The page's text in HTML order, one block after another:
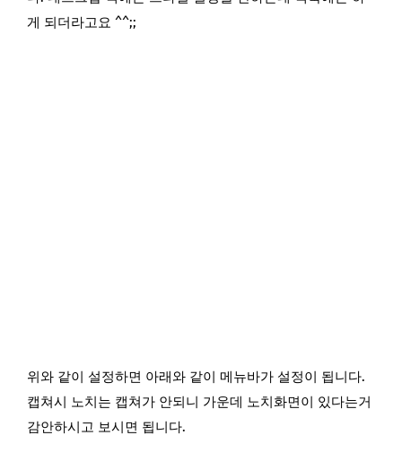
게 되더라고요 ^^;;
위와 같이 설정하면 아래와 같이 메뉴바가 설정이 됩니다.
캡쳐시 노치는 캡쳐가 안되니 가운데 노치화면이 있다는거
감안하시고 보시면 됩니다.